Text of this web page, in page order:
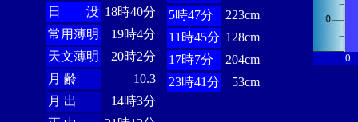
日 没 18時40分
常用薄明
19時4分
天文薄明
20時2分
月 齢
10.3
月 出
14時3分
5時47分
223cm
11時45分 128cm
17時7分
204cm
23時41分
53cm
0